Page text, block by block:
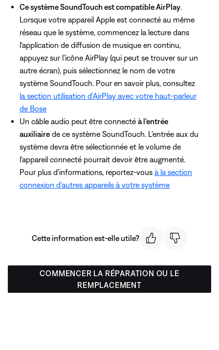
Ce système SoundTouch est compatible AirPlay
Lorsque votre appareil Apple est connecté au même
réseau que le système, commencez la lecture dans
l'application de diffusion de musique en continu,
appuyez sur l'icône AirPlay (qui peut se trouver sur un
autre écran), puis sélectionnez le nom de votre
système SoundTouch. Pour en savoir plus, consultez
la section utilisation d'AirPlay avec votre haut-parleur
de Bose
Un câble audio peut être connecté à l'entrée
auxiliaire de ce système SoundTouch. L'entrée aux du
système devra être sélectionnée et le volume de
l'appareil connecté pourrait devoir être augmenté.
Pour plus d'informations, reportez-vous à la section
connexion d'autres appareils à votre système
Cette information est-elle utile?
COMMENCER LA RÉPARATION OU LE
REMPLACEMENT